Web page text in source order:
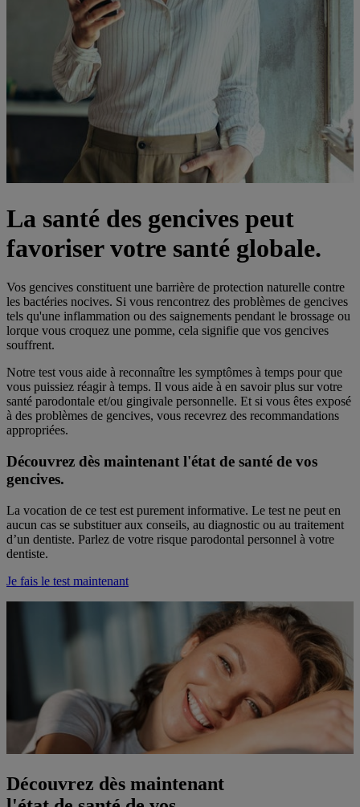
La santé des gencives peut
favoriser votre santé globale.
Vos gencives constituent une barrière de protection naturelle contre
les bactéries nocives. Si vous rencontrez des problèmes de gencives
tels qu'une inflammation ou des saignements pendant le brossage ou
lorque vous croquez une pomme, cela signifie que vos gencives
souffrent.
Notre test vous aide à reconnaître les symptômes à temps pour que
vous puissiez réagir à temps. Il vous aide à en savoir plus sur votre
santé parodontale et/ou gingivale personnelle. Et si vous êtes exposé
à des problèmes de gencives, vous recevrez des recommandations
appropriées.
Découvrez dès maintenant l'état de santé de vos
gencives.
La vocation de ce test est purement informative. Le test ne peut en
aucun cas se substituer aux conseils, au diagnostic ou au traitement
d’un dentiste. Parlez de votre risque parodontal personnel à votre
dentiste.
Je fais le test maintenant
Découvrez dès maintenant